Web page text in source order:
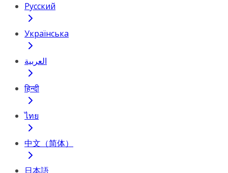
Русский
Українська
العربية
हिन्दी
ไทย
中文（简体）
日本語